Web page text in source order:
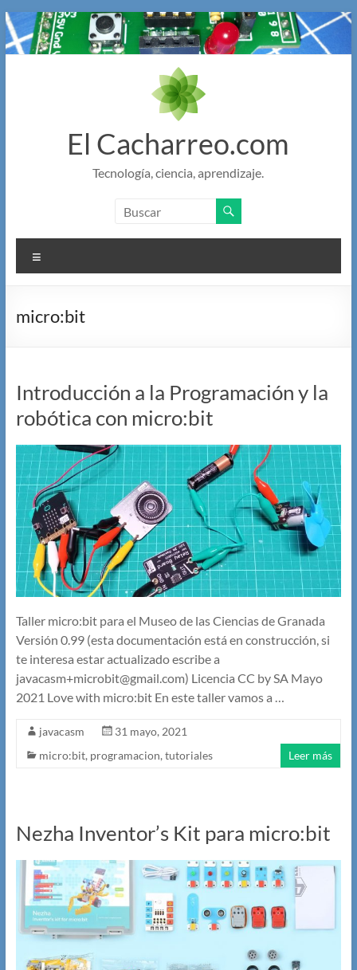
Saltar
al
contenido
El Cacharreo.com
Tecnología, ciencia, aprendizaje.
micro:bit
Introducción a la Programación y la
robótica con micro:bit
Taller micro:bit para el Museo de las Ciencias de Granada
Versión 0.99 (esta documentación está en construcción, si
te interesa estar actualizado escribe a
javacasm+microbit@gmail.com) Licencia CC by SA Mayo
2021 Love with micro:bit En este taller vamos a …
javacasm
31 mayo, 2021
micro:bit, programacion, tutoriales Leer más
Nezha Inventor’s Kit para micro:bit